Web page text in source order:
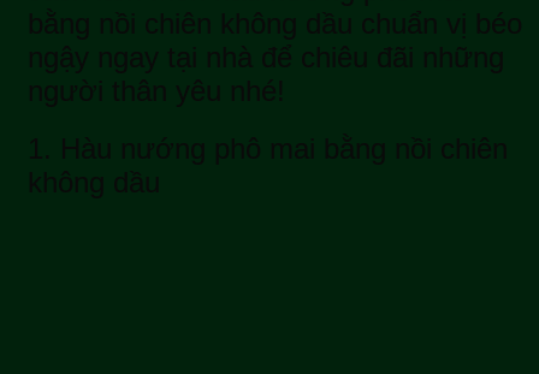
bằng nồi chiên không dầu chuẩn vị béo
ngậy ngay tại nhà để chiêu đãi những
người thân yêu nhé!
1. Hàu nướng phô mai bằng nồi chiên
không dầu